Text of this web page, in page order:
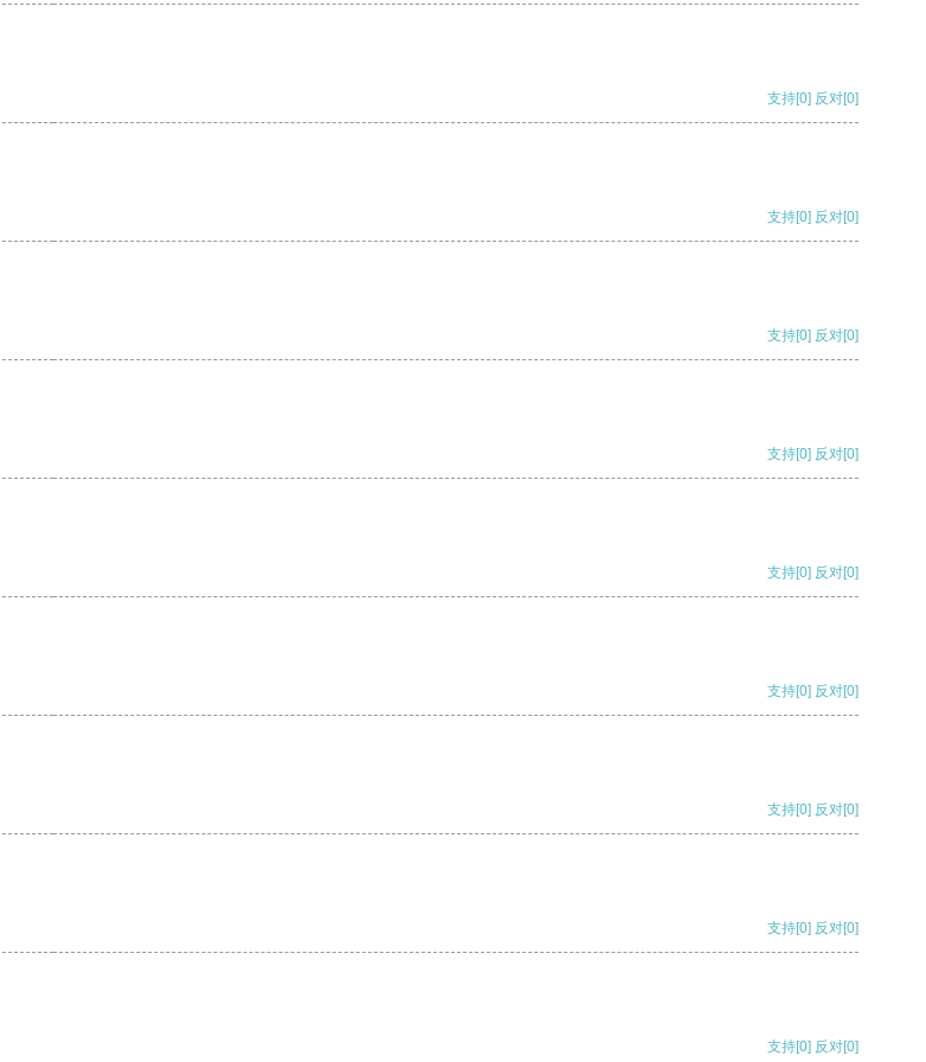
支持[0] 反对[0]
支持[0] 反对[0]
支持[0] 反对[0]
支持[0] 反对[0]
支持[0] 反对[0]
支持[0] 反对[0]
支持[0] 反对[0]
支持[0] 反对[0]
支持[0] 反对[0]